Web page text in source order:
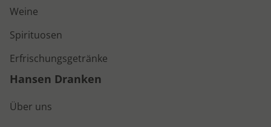
Weine
Spirituosen
Erfrischungsgetränke
Hansen Dranken
Über uns